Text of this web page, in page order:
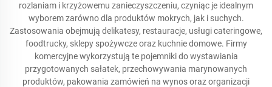
rozlaniam i krzyżowemu zanieczyszczeniu, czyniąc je idealnym
wyborem zarówno dla produktów mokrych, jak i suchych.
Zastosowania obejmują delikatesy, restauracje, usługi cateringowe,
foodtrucky, sklepy spożywcze oraz kuchnie domowe. Firmy
komercyjne wykorzystują te pojemniki do wystawiania
przygotowanych sałatek, przechowywania marynowanych
produktów, pakowania zamówień na wynos oraz organizacji